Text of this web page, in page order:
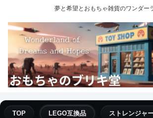
夢と希望とおもちゃ雑貨のワンダー
TOP LEGO互換品 ストレンジャ